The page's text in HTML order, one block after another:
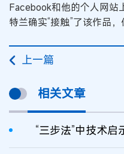
Facebook和他的个人网站
特兰确实“接触”了该作品
上一篇
相关文章
“三步法”中技术启